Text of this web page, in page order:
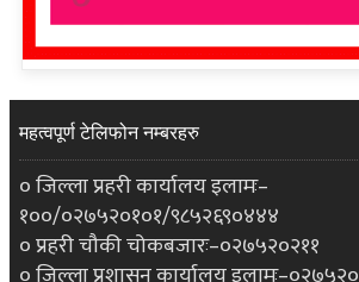
महत्वपूर्ण टेलिफोन नम्बरहरु
० जिल्ला प्रहरी कार्यालय इलामः–
१००/०२७५२०१०१/९८५२६९०४४४
० प्रहरी चौकी चोकबजारः–०२७५२०२११